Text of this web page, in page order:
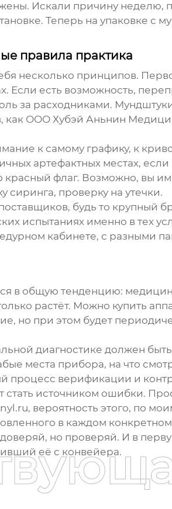
Искали причину неделю,
Теперь на упаковке с
правила практика
несколько принципов.
Если есть возможность,
за расходниками.
как ООО Хубэй Аньнин
к самому графику, к
артефактных местах,
красный флаг. Возможно, вы
сиринга, проверку на утечки.
будь то крупный
испытаниях именно в тех
кабинете, с разными
в общую тенденцию:
растёт. Можно купить
но при этом будет
диагностике должен
места прибора, на что
процесс верификации и
источником ошибки.
вероятность этого, по
в каждом
но проверяй. И в
её с конвейера.